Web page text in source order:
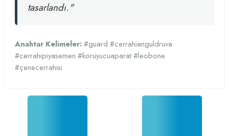
tasarlandı."
Anahtar Kelimeler:#guard #cerrahianguldruva
#cerrahipiyasemen #koruyucuaparat #leobone
#çenecerrahisi